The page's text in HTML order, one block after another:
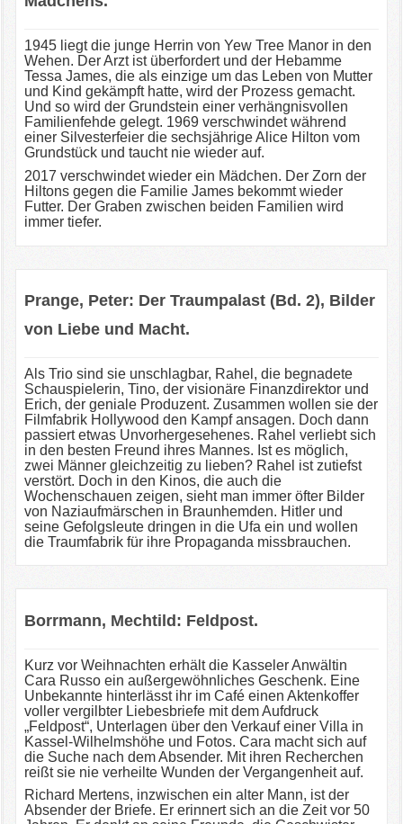
1945 liegt die junge Herrin von Yew Tree Manor in den
Wehen. Der Arzt ist überfordert und der Hebamme
Tessa James, die als einzige um das Leben von Mutter
und Kind gekämpft hatte, wird der Prozess gemacht.
Und so wird der Grundstein einer verhängnisvollen
Familienfehde gelegt. 1969 verschwindet während
einer Silvesterfeier die sechsjährige Alice Hilton vom
Grundstück und taucht nie wieder auf.
2017 verschwindet wieder ein Mädchen. Der Zorn der
Hiltons gegen die Familie James bekommt wieder
Futter. Der Graben zwischen beiden Familien wird
immer tiefer.
Prange, Peter: Der Traumpalast (Bd. 2), Bilder
von Liebe und Macht.
Als Trio sind sie unschlagbar, Rahel, die begnadete
Schauspielerin, Tino, der visionäre Finanzdirektor und
Erich, der geniale Produzent. Zusammen wollen sie der
Filmfabrik Hollywood den Kampf ansagen. Doch dann
passiert etwas Unvorhergesehenes. Rahel verliebt sich
in den besten Freund ihres Mannes. Ist es möglich,
zwei Männer gleichzeitig zu lieben? Rahel ist zutiefst
verstört. Doch in den Kinos, die auch die
Wochenschauen zeigen, sieht man immer öfter Bilder
von Naziaufmärschen in Braunhemden. Hitler und
seine Gefolgsleute dringen in die Ufa ein und wollen
die Traumfabrik für ihre Propaganda missbrauchen.
Borrmann, Mechtild: Feldpost.
Kurz vor Weihnachten erhält die Kasseler Anwältin
Cara Russo ein außergewöhnliches Geschenk. Eine
Unbekannte hinterlässt ihr im Café einen Aktenkoffer
voller vergilbter Liebesbriefe mit dem Aufdruck
„Feldpost“, Unterlagen über den Verkauf einer Villa in
Kassel-Wilhelmshöhe und Fotos. Cara macht sich auf
die Suche nach dem Absender. Mit ihren Recherchen
reißt sie nie verheilte Wunden der Vergangenheit auf.
Richard Mertens, inzwischen ein alter Mann, ist der
Absender der Briefe. Er erinnert sich an die Zeit vor 50